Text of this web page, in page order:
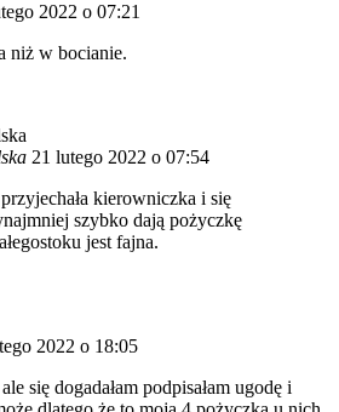
2022 o 07:21
niż w bocianie.
21 lutego 2022 o 07:54
przyjechała kierowniczka i się
szybko dają pożyczkę
jest fajna.
2022 o 18:05
się dogadałam podpisałam ugodę i